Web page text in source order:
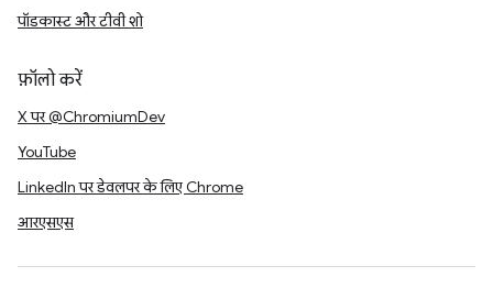
पॉडकास्ट और टीवी शो
फ़ॉलो करें
X पर @ChromiumDev
YouTube
LinkedIn पर डेवलपर के लिए Chrome
आरएसएस